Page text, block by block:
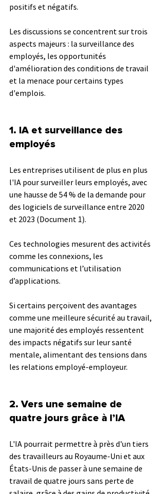
positifs et négatifs.
Les discussions se concentrent sur trois
aspects majeurs : la surveillance des
employés, les opportunités
d'amélioration des conditions de travail
et la menace pour certains types
d'emplois.
1. IA et surveillance des
employés
Les entreprises utilisent de plus en plus
l'IA pour surveiller leurs employés, avec
une hausse de 54 % de la demande pour
des logiciels de surveillance entre 2020
et 2023 (Document 1).
Ces technologies mesurent des activités
comme les connexions, les
communications et l’utilisation
d’applications.
Si certains perçoivent des avantages
comme une meilleure sécurité au travail,
une majorité des employés ressentent
des impacts négatifs sur leur santé
mentale, alimentant des tensions dans
les relations employé-employeur.
2. Vers une semaine de
quatre jours grâce à l’IA
L'IA pourrait permettre à près d'un tiers
des travailleurs au Royaume-Uni et aux
États-Unis de passer à une semaine de
travail de quatre jours sans perte de